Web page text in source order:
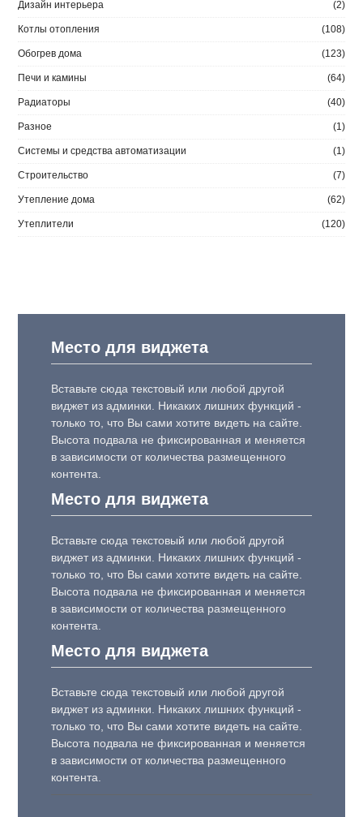
Дизайн интерьера (2)
Котлы отопления (108)
Обогрев дома (123)
Печи и камины (64)
Радиаторы (40)
Разное (1)
Системы и средства автоматизации (1)
Строительство (7)
Утепление дома (62)
Утеплители (120)
Место для виджета
Вставьте сюда текстовый или любой другой
виджет из админки. Никаких лишних функций -
только то, что Вы сами хотите видеть на сайте.
Высота подвала не фиксированная и меняется
в зависимости от количества размещенного
контента.
Место для виджета
Вставьте сюда текстовый или любой другой
виджет из админки. Никаких лишних функций -
только то, что Вы сами хотите видеть на сайте.
Высота подвала не фиксированная и меняется
в зависимости от количества размещенного
контента.
Место для виджета
Вставьте сюда текстовый или любой другой
виджет из админки. Никаких лишних функций -
только то, что Вы сами хотите видеть на сайте.
Высота подвала не фиксированная и меняется
в зависимости от количества размещенного
контента.